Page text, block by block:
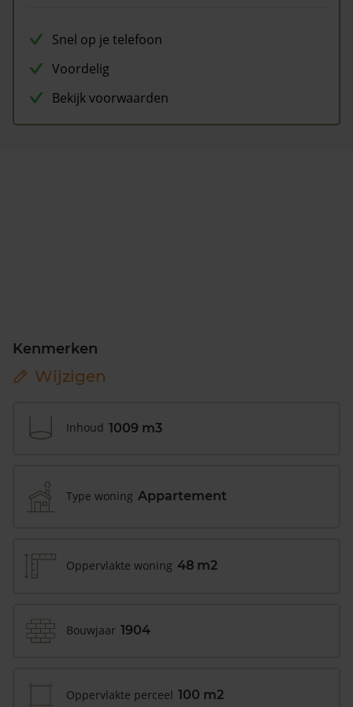
Snel op je telefoon
Voordelig
Bekijk voorwaarden
Kenmerken
Wijzigen
Inhoud 1009 m3
Type woning Appartement
Oppervlakte woning 48 m2
Bouwjaar 1904
Oppervlakte perceel 100 m2